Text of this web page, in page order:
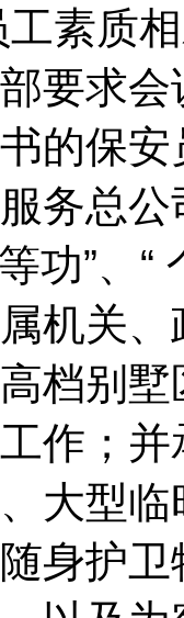
素质
要求
的保
务总公
功”、
机关
档别
作；
大型
身护